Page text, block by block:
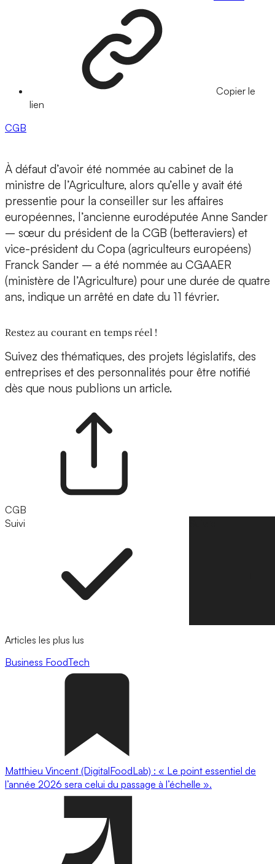
Copier le
lien
CGB
À défaut d’avoir été nommée au cabinet de la
ministre de l’Agriculture, alors qu’elle y avait été
pressentie pour la conseiller sur les affaires
européennes, l’ancienne eurodéputée Anne Sander
– sœur du président de la CGB (betteraviers) et
vice-président du Copa (agriculteurs européens)
Franck Sander – a été nommée au CGAAER
(ministère de l’Agriculture) pour une durée de quatre
ans, indique un arrêté en date du 11 février.
Restez au courant en temps réel !
Suivez des thématiques, des projets législatifs, des
entreprises et des personnalités pour être notifié
dès que nous publions un article.
CGB
Suivi
Articles les plus lus
Business FoodTech
Matthieu Vincent (DigitalFoodLab) : « Le point essentiel de
l’année 2026 sera celui du passage à l’échelle ».